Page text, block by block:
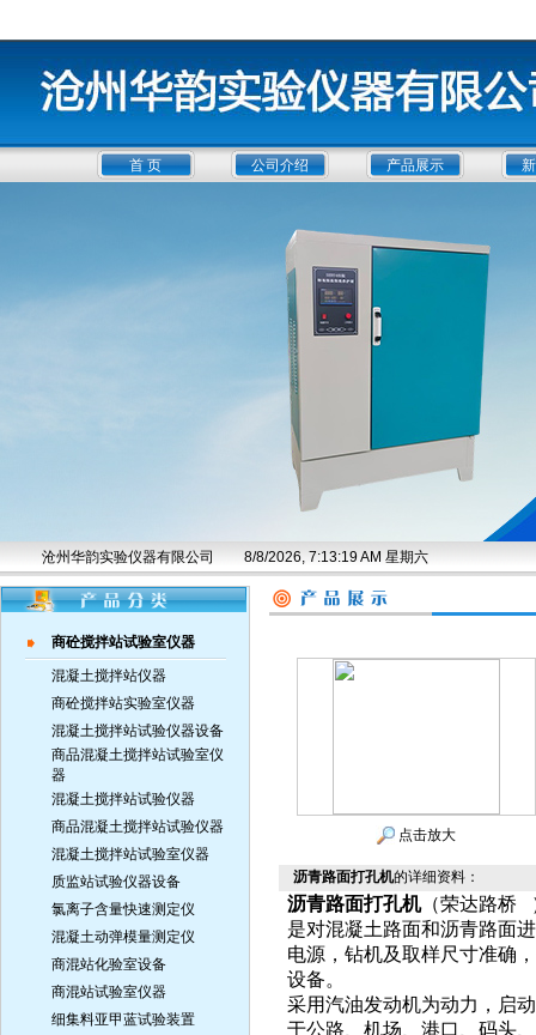
首 页 公司介绍 产品展示
沧州华韵实验仪器有限公司 8/8/2026, 7:13:20 AM 星期六
商砼搅拌站试验室仪器
混凝土搅拌站仪器
商砼搅拌站实验室仪器
混凝土搅拌站试验仪器设备
商品混凝土搅拌站试验室仪
器
混凝土搅拌站试验仪器
商品混凝土搅拌站试验仪器
混凝土搅拌站试验室仪器
质监站试验仪器设备
氯离子含量快速测定仪
混凝土动弹模量测定仪
商混站化验室设备
商混站试验室仪器
细集料亚甲蓝试验装置
点击放大
沥青路面打孔机的详细资料：
沥青路面打孔机（荣达路桥
是对混凝土路面和沥青路面
电源，钻机及取样尺寸准确
设备。
采用汽油发动机为动力，启
于公路、机场、港口、码头